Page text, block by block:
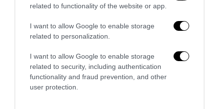
related to functionality of the website or app.
I want to allow Google to enable storage
related to personalization.
I want to allow Google to enable storage
related to security, including authentication
functionality and fraud prevention, and other
user protection.